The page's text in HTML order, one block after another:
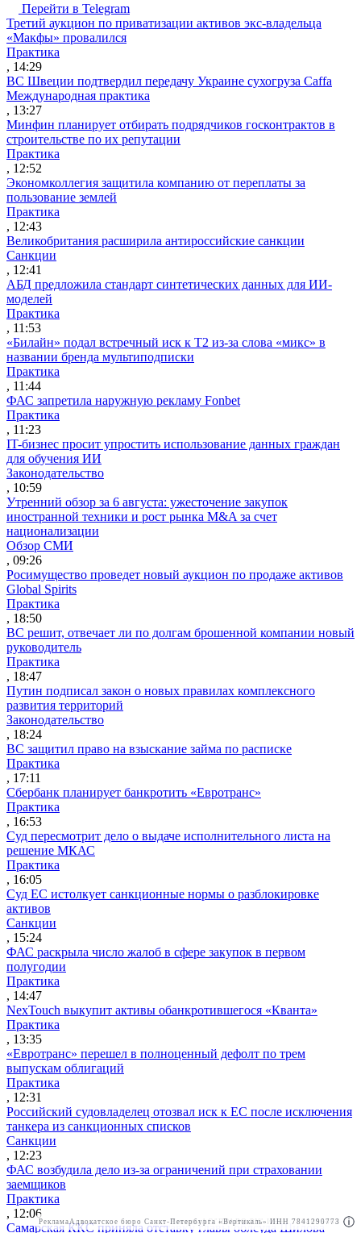
РекламаАО"ПРАВО.РУ" ИНН: 7708095468
Перейти в Telegram
Третий аукцион по приватизации активов экс-владельца
«Макфы» провалился
Практика
, 14:29
ВС Швеции подтвердил передачу Украине сухогруза Caffa
Международная практика
, 13:27
Минфин планирует отбирать подрядчиков госконтрактов в
строительстве по их репутации
Практика
, 12:52
Экономколлегия защитила компанию от переплаты за
пользование землей
Практика
, 12:43
Великобритания расширила антироссийские санкции
Санкции
, 12:41
АБД предложила стандарт синтетических данных для ИИ-
моделей
Практика
, 11:53
«Билайн» подал встречный иск к Т2 из-за слова «микс» в
названии бренда мультиподписки
Практика
, 11:44
ФАС запретила наружную рекламу Fonbet
Практика
, 11:23
IT-бизнес просит упростить использование данных граждан
для обучения ИИ
Законодательство
, 10:59
Утренний обзор за 6 августа: ужесточение закупок
иностранной техники и рост рынка M&A за счет
национализации
Обзор СМИ
, 09:26
Росимущество проведет новый аукцион по продаже активов
Global Spirits
Практика
, 18:50
ВС решит, отвечает ли по долгам брошенной компании новый
руководитель
Практика
, 18:47
Путин подписал закон о новых правилах комплексного
развития территорий
Законодательство
, 18:24
ВС защитил право на взыскание займа по расписке
Практика
, 17:11
Сбербанк планирует банкротить «Евротранс»
Практика
, 16:53
Суд пересмотрит дело о выдаче исполнительного листа на
решение МКАС
Практика
, 16:05
Суд ЕС истолкует санкционные нормы о разблокировке
активов
Санкции
, 15:24
ФАС раскрыла число жалоб в сфере закупок в первом
полугодии
Практика
, 14:47
NexTouch выкупит активы обанкротившегося «Кванта»
Практика
, 13:35
«Евротранс» перешел в полноценный дефолт по трем
выпускам облигаций
Практика
, 12:31
Российский судовладелец отозвал иск к ЕС после исключения
танкера из санкционных списков
Санкции
, 12:23
ФАС возбудила дело из-за ограничений при страховании
заемщиков
Практика
, 12:06
Самарская ККС приняла отставку главы облсуда Шилова
Реклама Адвокатское бюро Санкт-Петербурга «Вертикаль» ИНН 7841290773